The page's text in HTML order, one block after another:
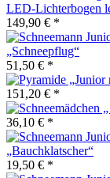
LED-Lichterbogen
149,90 € *
„Schneepflug“
51,50 € *
151,20 € *
36,10 € *
„Bauchklatscher“
19,50 € *